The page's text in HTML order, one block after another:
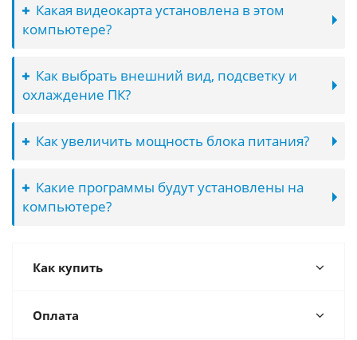
Какая видеокарта установлена в этом
компьютере?
Как выбрать внешний вид, подсветку и
охлаждение ПК?
Как увеличить мощность блока питания?
Какие программы будут установлены на
компьютере?
Как купить
Оплата